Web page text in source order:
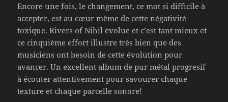
Encore une fois, le changement, ce mot si difficile à
accepter, est au cœur même de cette négativité
toxique. Rivers of Nihil évolue et c’est tant mieux et
ce cinquième effort illustre très bien que des
musiciens ont besoin de cette évolution pour
avancer. Un excellent album de pur métal progresif
à écouter attentivement pour savourer chaque
texture et chaque parcelle sonore!